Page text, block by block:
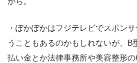
・ぽかぽかはフジテレビでスポン
うこともあるのかもしれないが、B
払い金とか法律事務所や美容整形の